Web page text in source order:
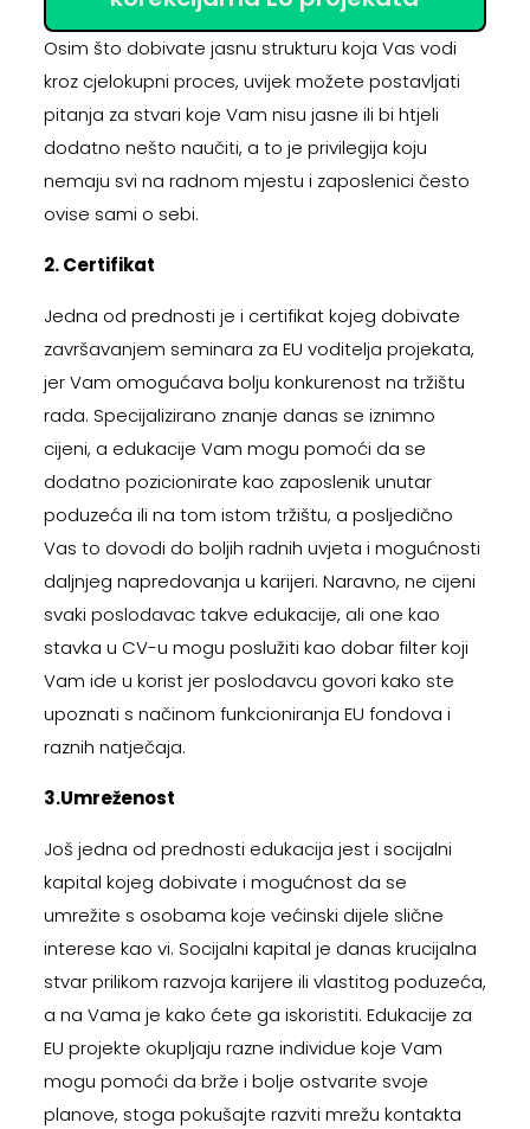
Osim što dobivate jasnu strukturu koja Vas vodi
kroz cjelokupni proces, uvijek možete postavljati
pitanja za stvari koje Vam nisu jasne ili bi htjeli
dodatno nešto naučiti, a to je privilegija koju
nemaju svi na radnom mjestu i zaposlenici često
ovise sami o sebi.
2. Certifikat
Jedna od prednosti je i certifikat kojeg dobivate
završavanjem seminara za EU voditelja projekata,
jer Vam omogućava bolju konkurenost na tržištu
rada. Specijalizirano znanje danas se iznimno
cijeni, a edukacije Vam mogu pomoći da se
dodatno pozicionirate kao zaposlenik unutar
poduzeća ili na tom istom tržištu, a posljedično
Vas to dovodi do boljih radnih uvjeta i mogućnosti
daljnjeg napredovanja u karijeri. Naravno, ne cijeni
svaki poslodavac takve edukacije, ali one kao
stavka u CV-u mogu poslužiti kao dobar filter koji
Vam ide u korist jer poslodavcu govori kako ste
upoznati s načinom funkcioniranja EU fondova i
raznih natječaja.
3.Umreženost
Još jedna od prednosti edukacija jest i socijalni
kapital kojeg dobivate i mogućnost da se
umrežite s osobama koje većinski dijele slične
interese kao vi. Socijalni kapital je danas krucijalna
stvar prilikom razvoja karijere ili vlastitog poduzeća,
a na Vama je kako ćete ga iskoristiti. Edukacije za
EU projekte okupljaju razne individue koje Vam
mogu pomoći da brže i bolje ostvarite svoje
planove, stoga pokušajte razviti mrežu kontakta